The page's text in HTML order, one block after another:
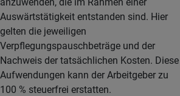
Auswärtstätigkeit entstanden sind. Hier
gelten die jeweiligen
Verpflegungspauschbeträge und der
Nachweis der tatsächlichen Kosten. Diese
Aufwendungen kann der Arbeitgeber zu
100 % steuerfrei erstatten.